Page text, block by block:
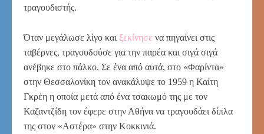
τραγουδιστής.
Όταν μεγάλωσε λίγο και ξεκίνησε να πηγαίνει στις
ταβέρνες, τραγουδούσε για την παρέα και σιγά σιγά
ανέβηκε στο πάλκο. Σε ένα από αυτά, στο «Φαρίντα»
στην Θεσσαλονίκη τον ανακάλυψε το 1959 η Καίτη
Γκρέη η οποία μετά από ένα τσακωμό της με τον
Καζαντζίδη τον έφερε στην Αθήνα να τραγουδάει δίπλα
της στον «Αστέρα» στην Κοκκινιά.